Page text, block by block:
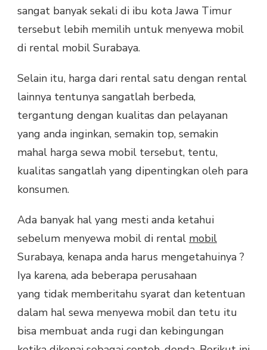
sangat banyak sekali di ibu kota Jawa Timur
tersebut lebih memilih untuk menyewa mobil
di rental mobil Surabaya.
Selain itu, harga dari rental satu dengan rental
lainnya tentunya sangatlah berbeda,
tergantung dengan kualitas dan pelayanan
yang anda inginkan, semakin top, semakin
mahal harga sewa mobil tersebut, tentu,
kualitas sangatlah yang dipentingkan oleh para
konsumen.
Ada banyak hal yang mesti anda ketahui
sebelum menyewa mobil di rental mobil
Surabaya, kenapa anda harus mengetahuinya ?
Iya karena, ada beberapa perusahaan
yang tidak memberitahu syarat dan ketentuan
dalam hal sewa menyewa mobil dan tetu itu
bisa membuat anda rugi dan kebingungan